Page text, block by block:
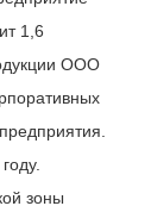
1,6
ООО
зоны